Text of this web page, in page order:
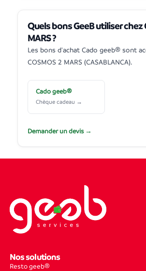
Quels bons GeeB utiliser chez
MARS ?
Les bons d'achat Cado geeb® sont
COSMOS 2 MARS (CASABLANCA).
Cado geeb®
Chèque cadeau →
Demander un devis →
Nos solutions
Resto geeb®